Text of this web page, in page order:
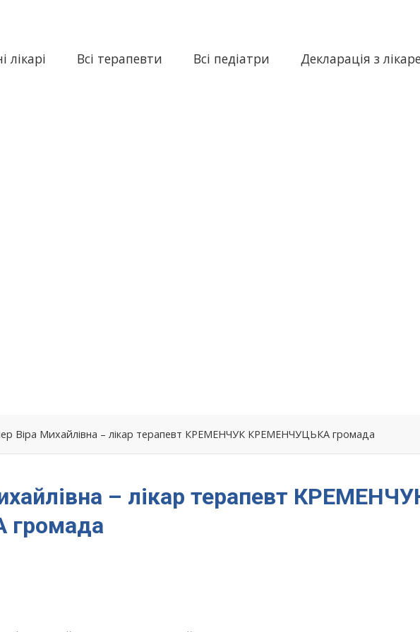
лікарі Всі терапевти Всі педіатри Декларація з
Віра Михайлівна – лікар терапевт КРЕМЕНЧУК КРЕМЕНЧУЦЬКА громада
– лікар терапевт